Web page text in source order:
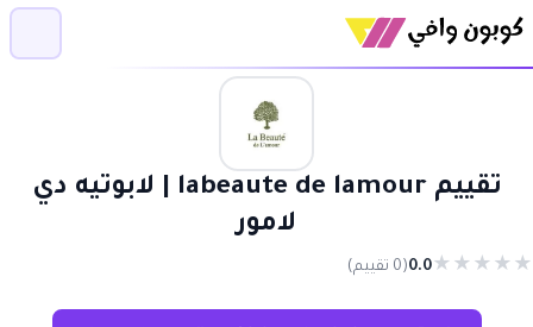
تقييم labeaute de lamour | لابوتيه دي
لامور
★
★
★
★
★
0.0(0 تقييم)